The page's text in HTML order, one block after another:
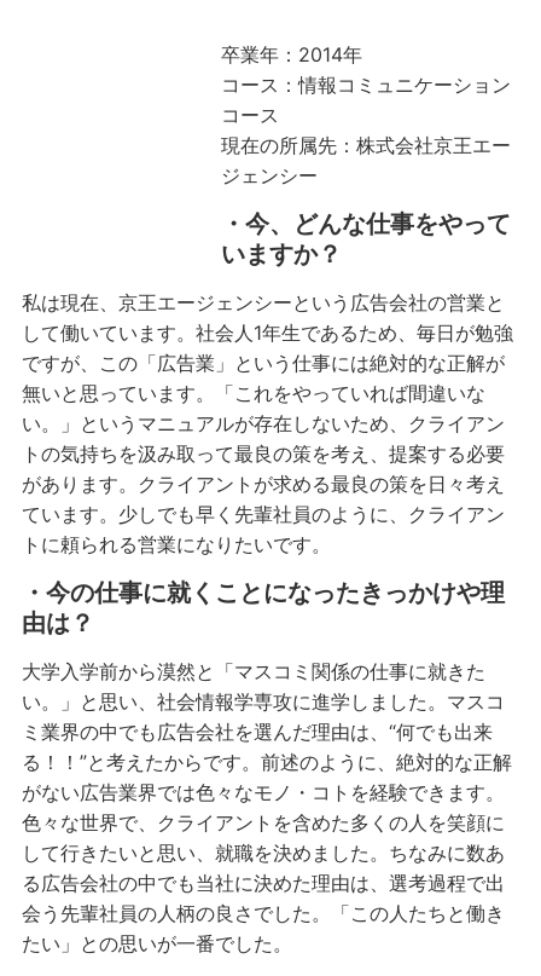
卒業年：2014年
コース：情報コミュニケーション
コース
現在の所属先：株式会社京王エー
ジェンシー
・今、どんな仕事をやって
いますか？
私は現在、京王エージェンシーという広告会社の営業と
して働いています。社会人1年生であるため、毎日が勉強
ですが、この「広告業」という仕事には絶対的な正解が
無いと思っています。「これをやっていれば間違いな
い。」というマニュアルが存在しないため、クライアン
トの気持ちを汲み取って最良の策を考え、提案する必要
があります。クライアントが求める最良の策を日々考え
ています。少しでも早く先輩社員のように、クライアン
トに頼られる営業になりたいです。
・今の仕事に就くことになったきっかけや理
由は？
大学入学前から漠然と「マスコミ関係の仕事に就きた
い。」と思い、社会情報学専攻に進学しました。マスコ
ミ業界の中でも広告会社を選んだ理由は、“何でも出来
る！！”と考えたからです。前述のように、絶対的な正解
がない広告業界では色々なモノ・コトを経験できます。
色々な世界で、クライアントを含めた多くの人を笑顔に
して行きたいと思い、就職を決めました。ちなみに数あ
る広告会社の中でも当社に決めた理由は、選考過程で出
会う先輩社員の人柄の良さでした。「この人たちと働き
たい」との思いが一番でした。